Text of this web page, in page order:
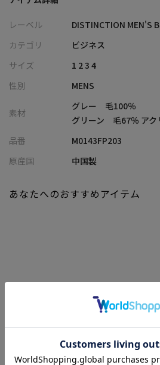
テムです。
ドラム式の機械で乾燥させ、毛布のよ
りにする加工。
【ワッシャー加工について】
【セットアップ商品情報】
メーカー品番：M0143FJ 203
01はSサイズ、02はMサイズ、03はL
モデル:身長:184cm バスト:94cm ウェ
用サイズ:03(L)
※着用画像は光の加減等で仕様が異な
レーベル
DISTINCTION MEN'S
カテゴリ
ビジネス
サイズ
1 2 3 4
性別
MENS
素材
グレー 毛100％
グリーン 毛67％ アク
品番
M0143FP203
原産国
中国製
あなたへのおすすめアイテム